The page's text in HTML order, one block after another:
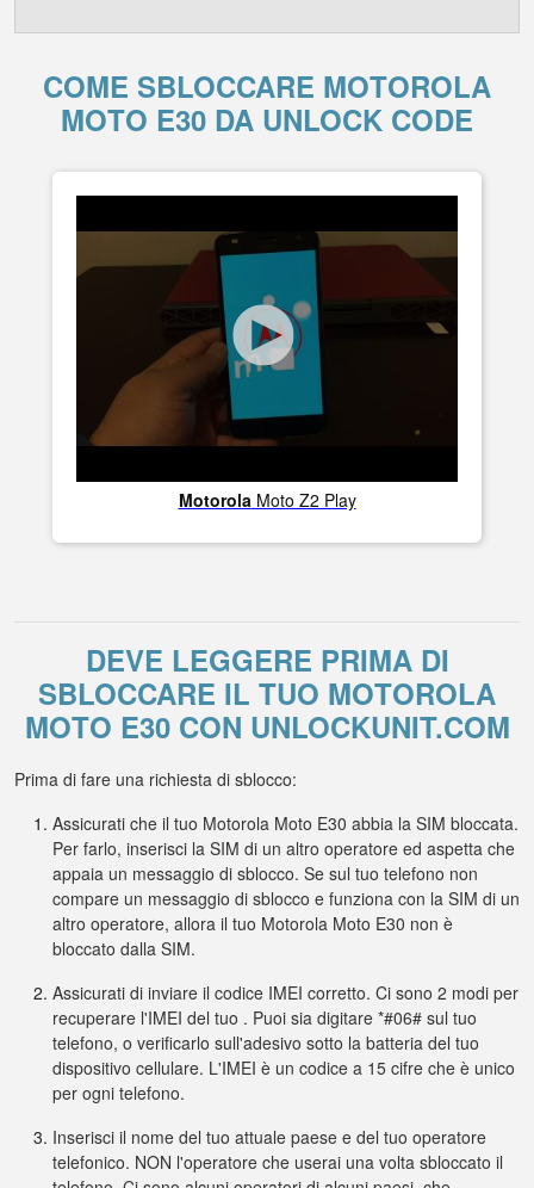
COME SBLOCCARE MOTOROLA
MOTO E30 DA UNLOCK CODE
MotorolaMoto Z2 Play
DEVE LEGGERE PRIMA DI
SBLOCCARE IL TUO MOTOROLA
MOTO E30 CON UNLOCKUNIT.COM
Prima di fare una richiesta di sblocco:
Assicurati che il tuo Motorola Moto E30 abbia la SIM bloccata.
Per farlo, inserisci la SIM di un altro operatore ed aspetta che
appaia un messaggio di sblocco. Se sul tuo telefono non
compare un messaggio di sblocco e funziona con la SIM di un
altro operatore, allora il tuo Motorola Moto E30 non è
bloccato dalla SIM.
Assicurati di inviare il codice IMEI corretto. Ci sono 2 modi per
recuperare l'IMEI del tuo . Puoi sia digitare *#06# sul tuo
telefono, o verificarlo sull'adesivo sotto la batteria del tuo
dispositivo cellulare. L'IMEI è un codice a 15 cifre che è unico
per ogni telefono.
Inserisci il nome del tuo attuale paese e del tuo operatore
telefonico. NON l'operatore che userai una volta sbloccato il